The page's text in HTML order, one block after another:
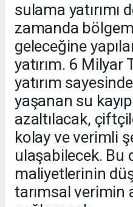
sulama yatırımı
zamanda
geleceğine
yatırım. 6 Milyar
yatırım
yaşanan su
azaltılacak,
kolay ve verimli
ulaşabilecek. Bu
maliyetlerinin
tarımsal verimin